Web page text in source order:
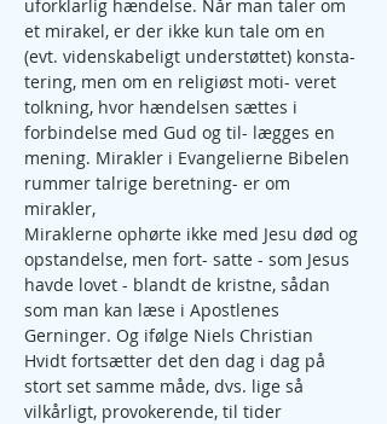
uforklarlig hændelse. Når man taler om
et mirakel, er der ikke kun tale om en
(evt. videnskabeligt understøttet) konsta-
tering, men om en religiøst moti- veret
tolkning, hvor hændelsen sættes i
forbindelse med Gud og til- lægges en
mening. Mirakler i Evangelierne Bibelen
rummer talrige beretning- er om
mirakler,
Miraklerne ophørte ikke med Jesu død og
opstandelse, men fort- satte - som Jesus
havde lovet - blandt de kristne, sådan
som man kan læse i Apostlenes
Gerninger. Og ifølge Niels Christian
Hvidt fortsætter det den dag i dag på
stort set samme måde, dvs. lige så
vilkårligt, provokerende, til tider